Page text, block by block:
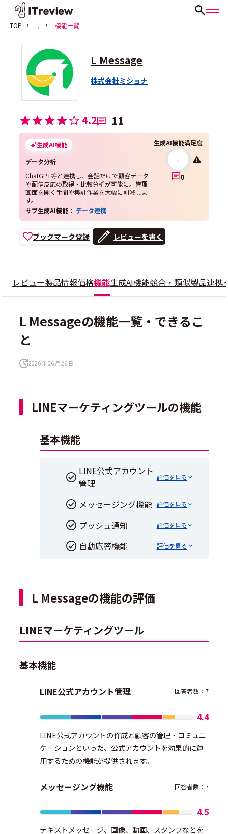
TOP ... 機能一覧
L Message
株式会社ミショナ
4.2 11
生成AI機能
データ分析
ChatGPT等と連携し、会話だけで顧客データ
や配信反応の取得・比較分析が可能に。管理
画面を開く手間や集計作業を大幅に削減しま
す。
生成AI機能満足度
-
0
サブ生成AI機能： データ連携
ブックマーク登録 レビューを書く
レビュー製品情報価格機能生成AI機能競合・類似製品連携
L Messageの機能一覧・できるこ
と
2026 年 06 月 26 日
LINEマーケティングツールの機能
基本機能
LINE公式アカウント
管理
評価を見る
メッセージング機能 評価を見る
プッシュ通知 評価を見る
自動応答機能 評価を見る
L Messageの機能の評価
LINEマーケティングツール
基本機能
LINE公式アカウント管理 回答者数：7
4.4
LINE公式アカウントの作成と顧客の管理・コミュニ
ケーションといった、公式アカウントを効果的に運
用するための機能が提供されます。
メッセージング機能 回答者数：7
4.5
テキストメッセージ、画像、動画、スタンプなどを